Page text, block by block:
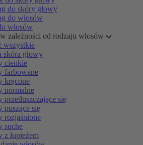
do skóry głowy
do włosów
włosów
zależności od rodzaju włosów
wszystkie
skóra głowy
cienkie
farbowane
kręcone
normalne
przetłuszczające się
puszące się
rozjaśnione
suche
z łupieżem